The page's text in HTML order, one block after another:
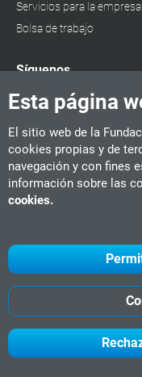
Esta página
El sitio web de la
cookies propias y de
navegación y con fines
información sobre las
cookies.
Servicios para la empresa
Bolsa de trabajo
Síguenos
UPC
Fundació
cookies